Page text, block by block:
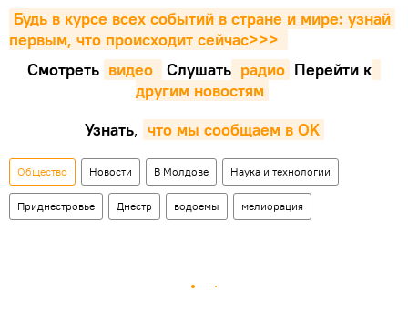
Будь в курсе всех событий в стране и мире: узнай
первым, что происходит сейчаc>>>
Смотреть видео Cлушать радио Перейти к
другим новостям
Узнать, что мы сообщаем в OK
Общество Новости В Молдове Наука и технологии
Приднестровье Днестр водоемы мелиорация